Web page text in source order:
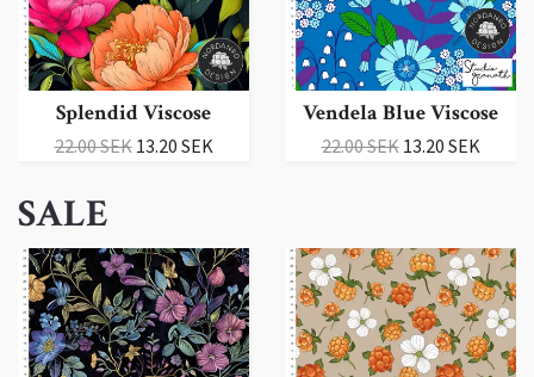
Splendid Viscose
22.00 SEK 13.20 SEK
Vendela Blue Viscose
22.00 SEK 13.20 SEK
SALE